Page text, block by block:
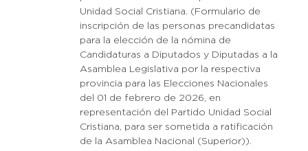
Unidad Social Cristiana. (Formulario de
inscripción de las personas precandidatas
para la elección de la nómina de
Candidaturas a Diputados y Diputadas a la
Asamblea Legislativa por la respectiva
provincia para las Elecciones Nacionales
del 01 de febrero de 2026, en
representación del Partido Unidad Social
Cristiana, para ser sometida a ratificación
de la Asamblea Nacional (Superior)).